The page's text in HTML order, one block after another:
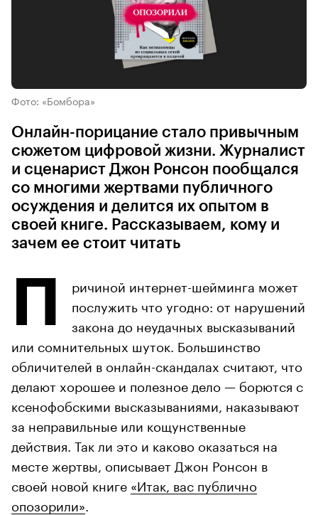
Фото: «Бомбора»
Онлайн-порицание стало привычным
сюжетом цифровой жизни. Журналист
и сценарист Джон Ронсон пообщался
со многими жертвами публичного
осуждения и делится их опытом в
своей книге. Рассказываем, кому и
зачем ее стоит читать
П
ричиной интернет-шейминга может
послужить что угодно: от нарушений
закона до неудачных высказываний
или сомнительных шуток. Большинство
обличителей в онлайн-скандалах считают, что
делают хорошее и полезное дело — борются с
ксенофобскими высказываниями, наказывают
за неправильные или кощунственные
действия. Так ли это и каково оказаться на
месте жертвы, описывает Джон Ронсон в
своей новой книге «Итак, вас публично
опозорили»